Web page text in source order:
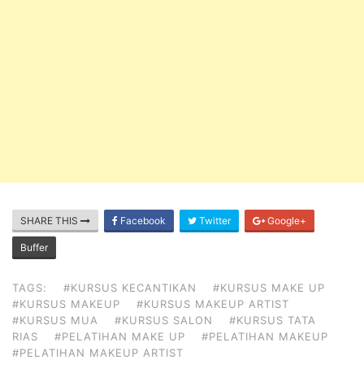
SHARE THIS Facebook Twitter Google+
Buffer
TAGS: #KURSUS KECANTIKAN
#KURSUS MAKE UP
#KURSUS MAKEUP
#KURSUS MAKEUP ARTIST
#KURSUS MUA
#KURSUS SALON
#KURSUS TATA
RIAS
#PELATIHAN MAKE UP
#PELATIHAN MAKEUP
#PELATIHAN MAKEUP ARTIST